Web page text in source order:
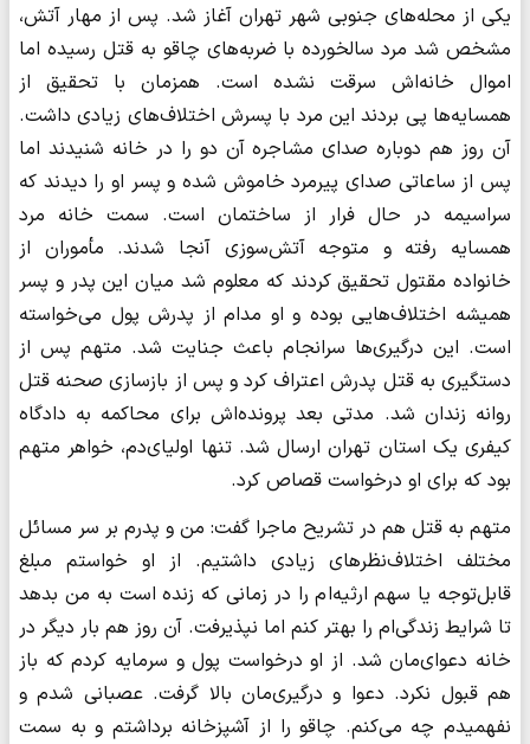
یکی از محله‌های جنوبی شهر تهران آغاز شد. پس از مهار آتش،
مشخص شد مرد سالخورده با ضربه‌های چاقو به قتل رسیده اما
اموال خانه‌‌اش سرقت نشده است. همزمان با تحقیق از
همسایه‌ها پی بردند این مرد با پسرش اختلاف‌های زیادی داشت.
آن روز هم دوباره صدای مشاجره آن دو را در خانه شنیدند اما
پس از ساعاتی صدای پیرمرد خاموش شده و پسر او را دیدند که
سراسیمه در حال فرار از ساختمان است. سمت خانه مرد
همسایه رفته و متوجه آتش‌سوزی آنجا شدند. مأموران از
خانواده مقتول تحقیق کردند که معلوم شد میان این پدر و پسر
همیشه اختلاف‌هایی بوده و او مدام از پدرش پول می‌خواسته
است. این درگیری‌ها سرانجام باعث جنایت شد. متهم پس از
دستگیری به قتل پدرش اعتراف کرد و پس از بازسازی صحنه قتل
روانه زندان شد. مدتی بعد پرونده‌‌اش برای محاکمه به دادگاه
کیفری یک استان تهران ارسال شد. تنها اولیای‌دم، خواهر متهم
بود که برای او درخواست قصاص کرد.
متهم به قتل هم در تشریح ماجرا گفت‌: من و پدرم بر سر مسائل
مختلف اختلاف‌نظرهای زیادی داشتیم. از او خواستم مبلغ
قابل‌توجه یا سهم ارثیه‌ام را در زمانی که زنده است به من بدهد
تا شرایط زندگی‌ام را بهتر کنم اما نپذیرفت. آن روز هم بار دیگر در
خانه دعوای‌مان شد. از او درخواست پول و سرمایه کردم که باز
هم قبول نکرد. دعوا و درگیری‌مان بالا گرفت. عصبانی شدم و
نفهمیدم چه می‌کنم. چاقو را از آشپزخانه برداشتم و به سمت